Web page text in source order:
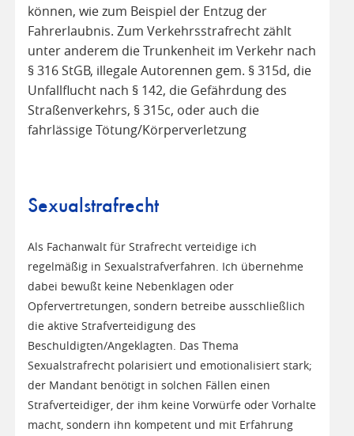
können, wie zum Beispiel der Entzug der
Fahrerlaubnis. Zum Verkehrsstrafrecht zählt
unter anderem die Trunkenheit im Verkehr nach
§ 316 StGB, illegale Autorennen gem. § 315d, die
Unfallflucht nach § 142, die Gefährdung des
Straßenverkehrs, § 315c, oder auch die
fahrlässige Tötung/Körperverletzung
Sexualstrafrecht
Als Fachanwalt für Strafrecht verteidige ich
regelmäßig in Sexualstrafverfahren. Ich übernehme
dabei bewußt keine Nebenklagen oder
Opfervertretungen, sondern betreibe ausschließlich
die aktive Strafverteidigung des
Beschuldigten/Angeklagten. Das Thema
Sexualstrafrecht polarisiert und emotionalisiert stark;
der Mandant benötigt in solchen Fällen einen
Strafverteidiger, der ihm keine Vorwürfe oder Vorhalte
macht, sondern ihn kompetent und mit Erfahrung